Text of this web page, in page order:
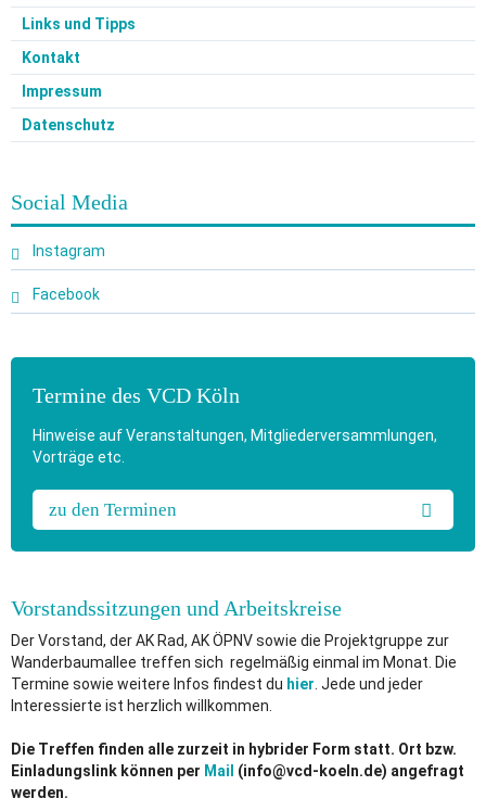
Links und Tipps
Kontakt
Impressum
Datenschutz
Social Media
Instagram
Facebook
Termine des VCD Köln
Hinweise auf Veranstaltungen, Mitgliederversammlungen,
Vorträge etc.
zu den Terminen
Vorstandssitzungen und Arbeitskreise
Der Vorstand, der AK Rad, AK ÖPNV sowie die Projektgruppe zur
Wanderbaumallee treffen sich regelmäßig einmal im Monat. Die
Termine sowie weitere Infos findest du hier . Jede und jeder
Interessierte ist herzlich willkommen.
Die Treffen finden alle zurzeit in hybrider Form statt. Ort bzw.
Einladungslink können per Mail (info@vcd-koeln.de) angefragt
werden.